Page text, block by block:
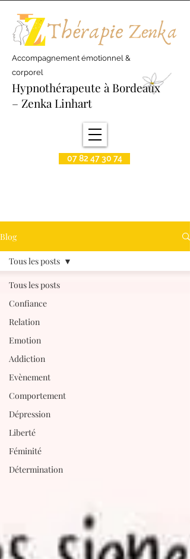
Accompagnement émotionnel &
corporel
Hypnothérapeute à Bordeaux
– Zenka Linhart
07 82 47 30 74
Blog
Tous les posts
Confiance
Relation
Emotion
Addiction
Evènement
Comportement
Dépression
Liberté
Féminité
Détermination
Tous les posts